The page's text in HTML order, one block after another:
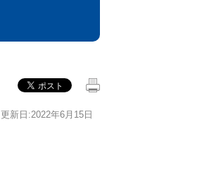
更新日:2022年6月15日